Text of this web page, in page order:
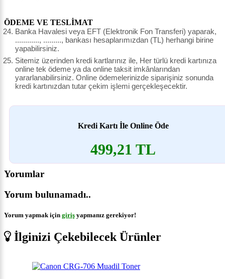
ÖDEME VE TESLİMAT
Banka Havalesi veya EFT (Elektronik Fon Transferi) yaparak,
............, ........., bankası hesaplarımızdan (TL) herhangi birine
yapabilirsiniz.
Sitemiz üzerinden kredi kartlarınız ile, Her türlü kredi kartınıza
online tek ödeme ya da online taksit imkânlarından
yararlanabilirsiniz. Online ödemelerinizde siparişiniz sonunda
kredi kartınızdan tutar çekim işlemi gerçekleşecektir.
Kredi Kartı İle Online Öde
499,21 TL
Yorumlar
Yorum bulunamadı..
Yorum yapmak için giriş yapmanız gerekiyor!
İlginizi Çekebilecek Ürünler